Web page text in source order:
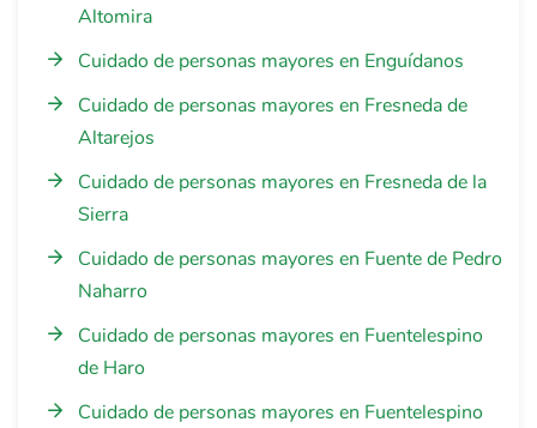
Altomira
Cuidado de personas mayores en Enguídanos
Cuidado de personas mayores en Fresneda de
Altarejos
Cuidado de personas mayores en Fresneda de la
Sierra
Cuidado de personas mayores en Fuente de Pedro
Naharro
Cuidado de personas mayores en Fuentelespino
de Haro
Cuidado de personas mayores en Fuentelespino